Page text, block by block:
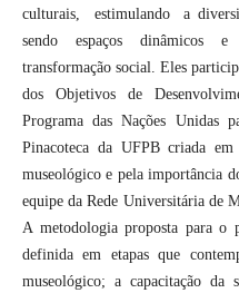
culturais, estimulando a
sendo espaços dinâmicos
transformação social. Eles
dos Objetivos de
Programa das Nações Unidas
Pinacoteca da UFPB criada
museológico e pela importância
equipe da Rede Universitária de
A metodologia proposta para o
definida em etapas que
museológico; a capacitação da